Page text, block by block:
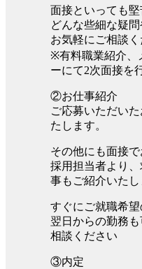
面接といっても堅
どんな些細な疑
お気軽にご相談く
※有料職業紹介、
ーにて2次面接を
②お仕事紹介
ご応募いただい
たします。
その他にも面接で
採用担当者より
事もご紹介いたし
すぐにご就職希望
翌日からの勤務
相談ください
③内定